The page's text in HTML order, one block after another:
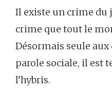
Il existe un crime du
crime que tout le
Désormais seule
parole sociale, il est
l’hybris.